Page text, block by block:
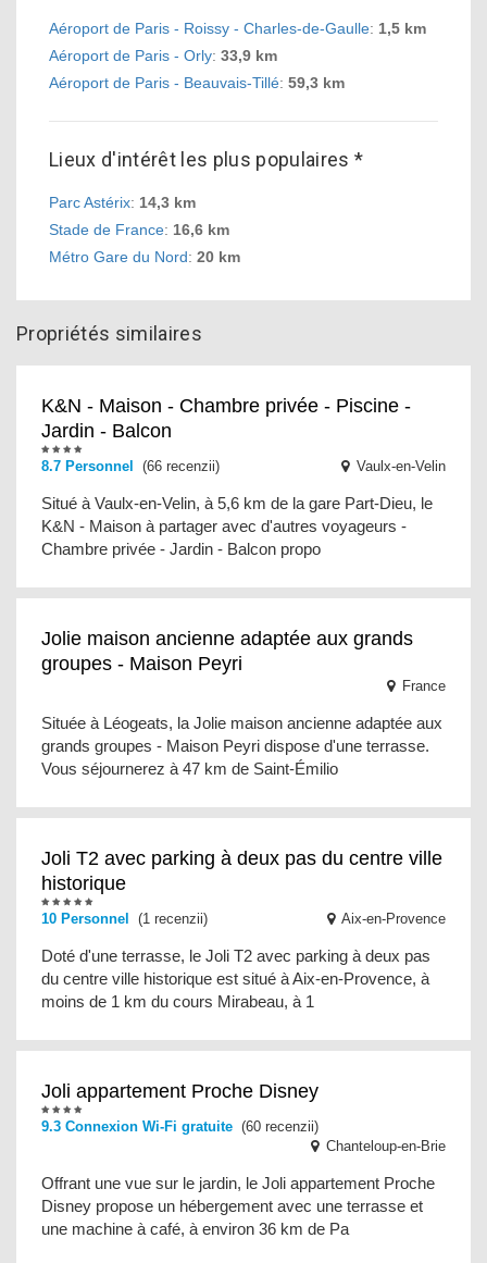
Aéroport de Paris - Roissy - Charles-de-Gaulle: 1,5 km
Aéroport de Paris - Orly: 33,9 km
Aéroport de Paris - Beauvais-Tillé: 59,3 km
Lieux d'intérêt les plus populaires *
Parc Astérix: 14,3 km
Stade de France: 16,6 km
Métro Gare du Nord: 20 km
Propriétés similaires
K&N - Maison - Chambre privée - Piscine -
Jardin - Balcon
8.7 Personnel (66 recenzii) Vaulx-en-Velin
Situé à Vaulx-en-Velin, à 5,6 km de la gare Part-Dieu, le
K&N - Maison à partager avec d'autres voyageurs -
Chambre privée - Jardin - Balcon propo
Jolie maison ancienne adaptée aux grands
groupes - Maison Peyri
France
Située à Léogeats, la Jolie maison ancienne adaptée aux
grands groupes - Maison Peyri dispose d'une terrasse.
Vous séjournerez à 47 km de Saint-Émilio
Joli T2 avec parking à deux pas du centre ville
historique
10 Personnel (1 recenzii) Aix-en-Provence
Doté d'une terrasse, le Joli T2 avec parking à deux pas
du centre ville historique est situé à Aix-en-Provence, à
moins de 1 km du cours Mirabeau, à 1
Joli appartement Proche Disney
9.3 Connexion Wi-Fi gratuite (60 recenzii)
Chanteloup-en-Brie
Offrant une vue sur le jardin, le Joli appartement Proche
Disney propose un hébergement avec une terrasse et
une machine à café, à environ 36 km de Pa